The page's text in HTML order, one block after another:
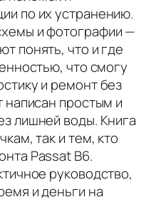
по их устранению.
и фотографии —
понять, что и где
что смогу
и ремонт без
написан простым и
лишней воды. Книга
так и тем, кто
Passat B6.
руководство,
и деньги на